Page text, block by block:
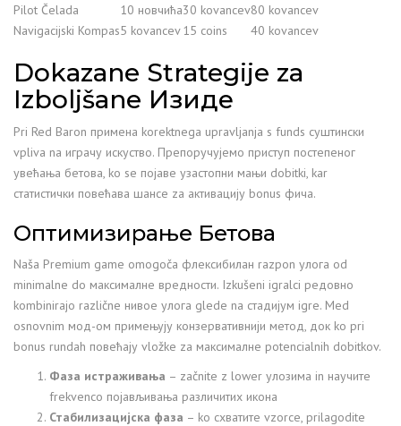
Pilot Čelada
10 новчића30 kovancev80 kovancev
Navigacijski Kompas5 kovancev15 coins 40 kovancev
Dokazane Strategije za
Izboljšane Изиде
Pri Red Baron примена korektnega upravljanja s funds суштински
vpliva na играчу искуство. Препоручујемо приступ постепеног
увећања бетова, ko se појаве узастопни мањи dobitki, kar
статистички повећава шансе za активацију bonus фича.
Оптимизирање Бетова
Naša Premium game omogoča флексибилан razpon улога od
minimalne do максималне вредности. Izkušeni igralci редовно
kombinirajo različne нивое улога glede na стадијум igre. Med
osnovnim мод-ом примењују конзервативнији метод, док ko pri
bonus rundah повећају vložke za максималне potencialnih dobitkov.
Фаза истраживања – začnite z lower улозима in научите
frekvenco појављивања различитих икона
Стабилизацијска фаза – ko схватите vzorce, prilagodite